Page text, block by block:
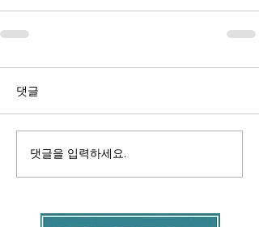
댓글
댓글을 입력하세요.